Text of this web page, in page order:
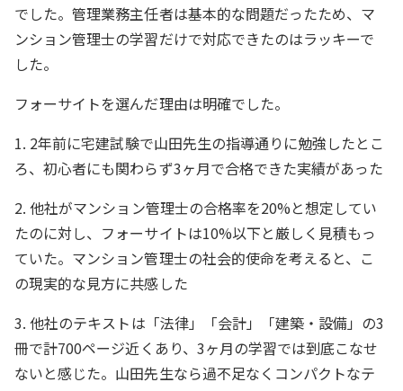
でした。管理業務主任者は基本的な問題だったため、マ
ンション管理士の学習だけで対応できたのはラッキーで
した。
フォーサイトを選んだ理由は明確でした。
1. 2年前に宅建試験で山田先生の指導通りに勉強したとこ
ろ、初心者にも関わらず3ヶ月で合格できた実績があった
2. 他社がマンション管理士の合格率を20%と想定してい
たのに対し、フォーサイトは10%以下と厳しく見積もっ
ていた。マンション管理士の社会的使命を考えると、こ
の現実的な見方に共感した
3. 他社のテキストは「法律」「会計」「建築・設備」の3
冊で計700ページ近くあり、3ヶ月の学習では到底こなせ
ないと感じた。山田先生なら過不足なくコンパクトなテ